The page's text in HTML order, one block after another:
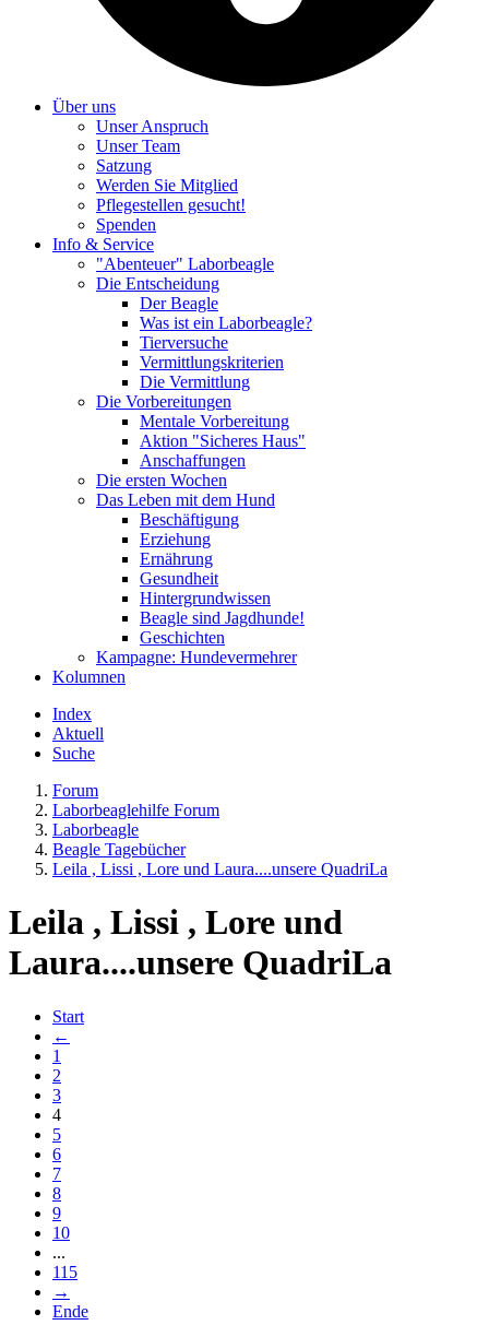
Über uns
Unser Anspruch
Unser Team
Satzung
Werden Sie Mitglied
Pflegestellen gesucht!
Spenden
Info & Service
"Abenteuer" Laborbeagle
Die Entscheidung
Der Beagle
Was ist ein Laborbeagle?
Tierversuche
Vermittlungskriterien
Die Vermittlung
Die Vorbereitungen
Mentale Vorbereitung
Aktion "Sicheres Haus"
Anschaffungen
Die ersten Wochen
Das Leben mit dem Hund
Beschäftigung
Erziehung
Ernährung
Gesundheit
Hintergrundwissen
Beagle sind Jagdhunde!
Geschichten
Kampagne: Hundevermehrer
Kolumnen
Index
Aktuell
Suche
Forum
Laborbeaglehilfe Forum
Laborbeagle
Beagle Tagebücher
Leila , Lissi , Lore und Laura....unsere QuadriLa
Leila , Lissi , Lore und
Laura....unsere QuadriLa
Start
←
1
2
3
4
5
6
7
8
9
10
...
115
→
Ende